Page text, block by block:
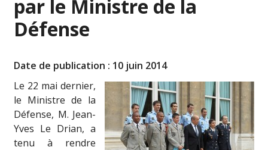
par le Ministre de la
Défense
Date de publication : 10 juin 2014
Le 22 mai dernier,
le Ministre de la
Défense, M. Jean-
Yves Le Drian, a
tenu à rendre